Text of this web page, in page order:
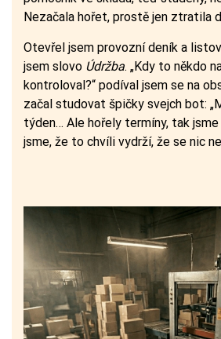
Nezačala hořet, prostě jen ztratila
Otevřel jsem provozní deník a
jsem slovo Údržba. „Kdy to někdo
kontroloval?“ podíval jsem se na
začal studovat špičky svejch bot:
týden… Ale hořely termíny, tak
jsme, že to chvíli vydrží, že se nic